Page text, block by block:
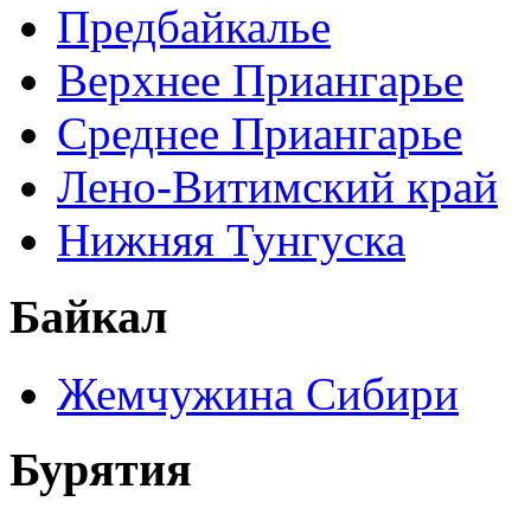
Предбайкалье
Верхнее Приангарье
Среднее Приангарье
Лено-Витимский край
Нижняя Тунгуска
Байкал
Жемчужина Сибири
Бурятия